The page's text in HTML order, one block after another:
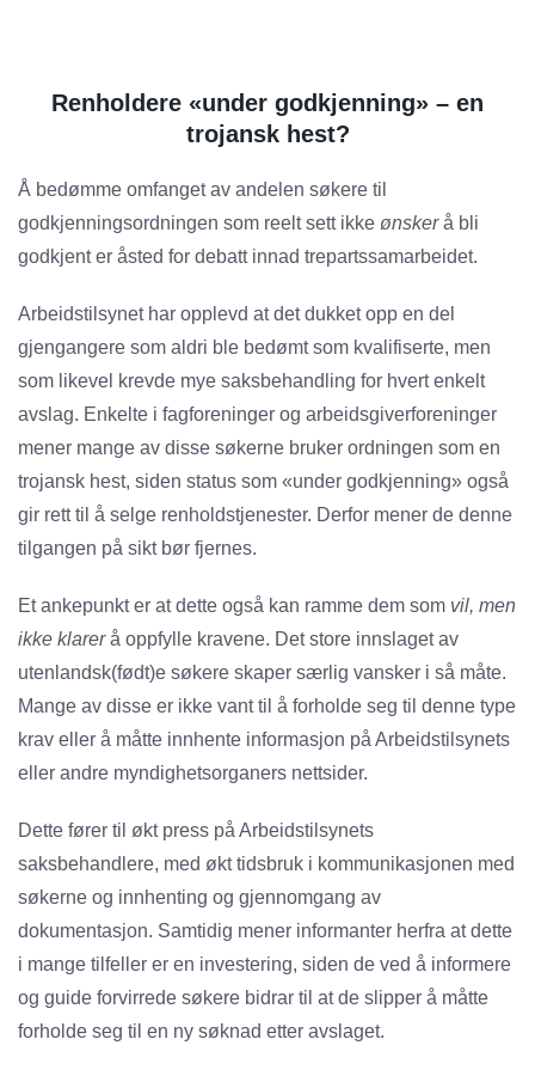
Renholdere «under godkjenning» – en
trojansk hest?
Å bedømme omfanget av andelen søkere til
godkjenningsordningen som reelt sett ikke ønskerå bli
godkjent er åsted for debatt innad trepartssamarbeidet.
Arbeidstilsynet har opplevd at det dukket opp en del
gjengangere som aldri ble bedømt som kvalifiserte, men
som likevel krevde mye saksbehandling for hvert enkelt
avslag. Enkelte i fagforeninger og arbeidsgiverforeninger
mener mange av disse søkerne bruker ordningen som en
trojansk hest, siden status som «under godkjenning» også
gir rett til å selge renholdstjenester. Derfor mener de denne
tilgangen på sikt bør fjernes.
Et ankepunkt er at dette også kan ramme dem som vil, men
ikke klarerå oppfylle kravene. Det store innslaget av
utenlandsk(født)e søkere skaper særlig vansker i så måte.
Mange av disse er ikke vant til å forholde seg til denne type
krav eller å måtte innhente informasjon på Arbeidstilsynets
eller andre myndighetsorganers nettsider.
Dette fører til økt press på Arbeidstilsynets
saksbehandlere, med økt tidsbruk i kommunikasjonen med
søkerne og innhenting og gjennomgang av
dokumentasjon. Samtidig mener informanter herfra at dette
i mange tilfeller er en investering, siden de ved å informere
og guide forvirrede søkere bidrar til at de slipper å måtte
forholde seg til en ny søknad etter avslaget.